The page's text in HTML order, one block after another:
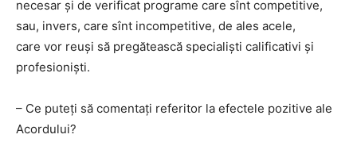
necesar și de verificat programe care sînt competitive,
sau, invers, care sînt incompetitive, de ales acele,
care vor reuși să pregătească specialiști calificativi și
profesioniști.
– Ce puteți să comentați referitor la efectele pozitive ale
Acordului?